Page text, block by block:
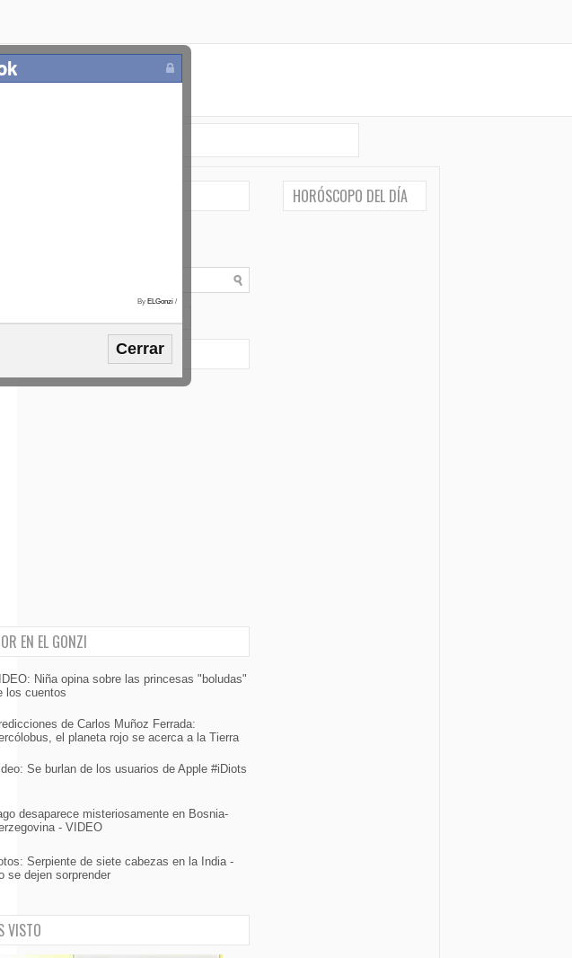
EN EL GONZI
Niña opina sobre las princesas "boludas"
los cuentos
de Carlos Muñoz Ferrada:
el planeta rojo se acerca a la Tierra
Se burlan de los usuarios de Apple #iDiots
desaparece misteriosamente en Bosnia-
- VIDEO
Serpiente de siete cabezas en la India -
se dejen sorprender
By ELGonzi /
Cerrar
VISTO
HORÓSCOPO DEL DÍA